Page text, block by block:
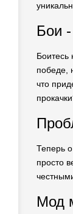
Бои
Боитесь
победе,
что
Теперь
просто
Мод